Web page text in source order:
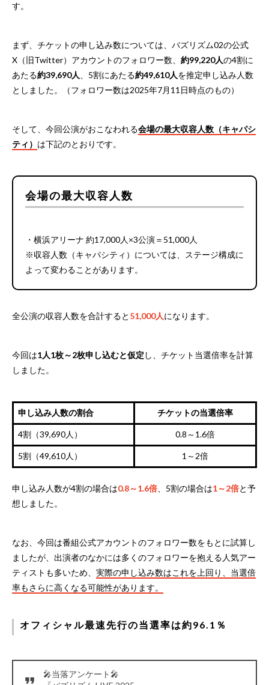
す。
まず、チケットの申し込み数については、バズリズム02の公式
X（旧Twitter）アカウントのフォロワー数、 約99,220人の4割に
あたる約39,690人 、5割にあたる約49,610人を推定申し込み人数
としました。（フォロワー数は2025年7月11日時点のもの）
そして、今回公演がおこなわれる会場の最大収容人数（キャパシ
ティ） は下記のとおりです。
会場の最大収容人数
・横浜アリーナ 約17,000人×3公演＝51,000人
※収容人数（キャパシティ）については、ステージ構成に
よって変わることがあります。
全公演の収容人数を合計すると 51,000人になります。
今回は1人1枚～2枚申し込むと仮定 し、チケット当選倍率を計算
しました。
申し込み人数の割合 チケットの当選倍率
4割（39,690人） 0.8～1.6倍
5割（49,610人） 1～2倍
申し込み人数が4割の場合は0.8～1.6倍、5割の場合は1～2倍と予
想しました。
なお、今回は番組公式アカウントのフォロワー数をもとに試算し
ましたが、出演者のなかには多くのフォロワーを抱える人気アー
ティストも多いため、 実際の申し込み数はこれを上回り、当選倍
率もさらに高くなる可能性があります。
オフィシャル最速先行の当選率は約96.1％
🎤当落アンケート🎤